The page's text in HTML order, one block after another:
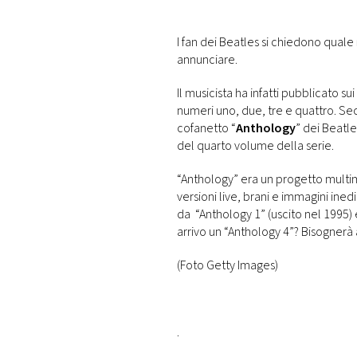
CONSIGLIA
I fan dei Beatles si chiedono
annunciare.
Il musicista ha infatti pubblicato
numeri uno, due, tre e quattro.
cofanetto “Anthology” dei
del quarto volume della serie.
“Anthology” era un progetto
versioni live, brani e immagini
da “Anthology 1” (uscito nel
arrivo un “Anthology 4”?
(Foto Getty Images)
.